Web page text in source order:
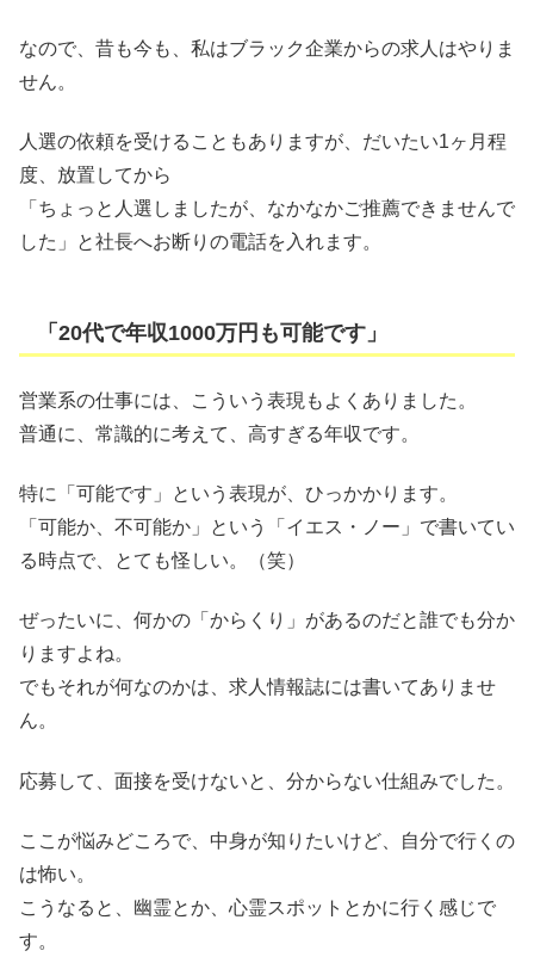
なので、昔も今も、私はブラック企業からの求人はやりま
せん。
人選の依頼を受けることもありますが、だいたい1ヶ月程
度、放置してから
「ちょっと人選しましたが、なかなかご推薦できませんで
した」と社長へお断りの電話を入れます。
「20代で年収1000万円も可能です」
営業系の仕事には、こういう表現もよくありました。
普通に、常識的に考えて、高すぎる年収です。
特に「可能です」という表現が、ひっかかります。
「可能か、不可能か」という「イエス・ノー」で書いてい
る時点で、とても怪しい。（笑）
ぜったいに、何かの「からくり」があるのだと誰でも分か
りますよね。
でもそれが何なのかは、求人情報誌には書いてありませ
ん。
応募して、面接を受けないと、分からない仕組みでした。
ここが悩みどころで、中身が知りたいけど、自分で行くの
は怖い。
こうなると、幽霊とか、心霊スポットとかに行く感じで
す。